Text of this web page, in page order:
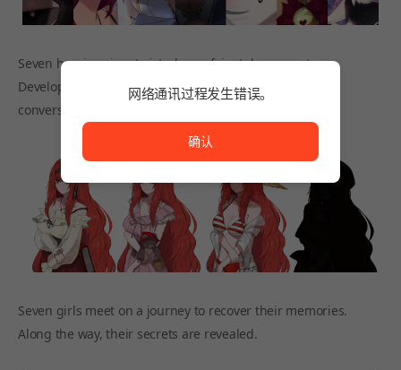
Seven heroines in a twisted gory fairy tale concept,
Develop relationships and unlock new outfits through
conversations, gifts, and more!
Seven girls meet on a journey to recover their memories.
Along the way, their secrets are revealed.
网络通讯过程发生错误。
确认